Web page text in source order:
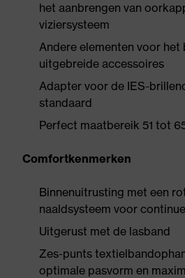
het aanbrengen van
viziersysteem
Andere elementen voor het
uitgebreide accessoires
Adapter voor de IES-
standaard
Perfect maatbereik 51 tot
Comfortkenmerken
Binnenuitrusting met een
naaldsysteem voor
Uitgerust met de lasband
Zes-punts
optimale pasvorm en